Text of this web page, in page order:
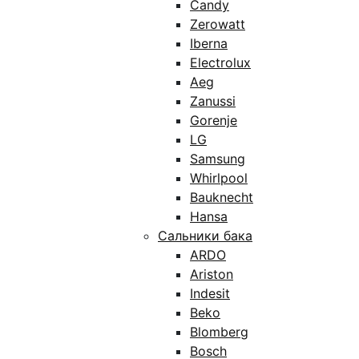
Candy
Zerowatt
Iberna
Electrolux
Aeg
Zanussi
Gorenje
LG
Samsung
Whirlpool
Bauknecht
Hansa
Сальники бака
ARDO
Ariston
Indesit
Beko
Blomberg
Bosch